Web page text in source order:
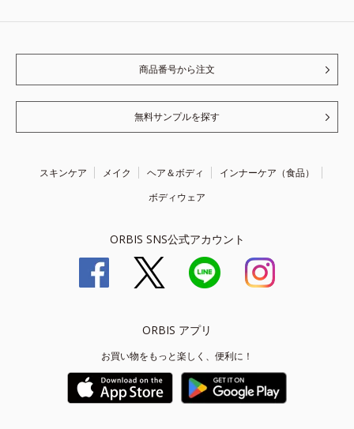
商品番号から注文
無料サンプルを探す
スキンケア メイク ヘア＆ボディ
インナーケア（食品）
ボディウェア
ORBIS SNS公式アカウント
ORBIS アプリ
お買い物をもっと楽しく、便利に！